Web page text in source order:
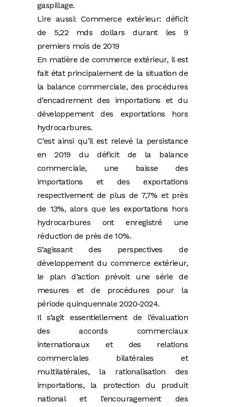
gaspillage.
Lire aussi: Commerce extérieur: déficit
de 5,22 mds dollars durant les 9
premiers mois de 2019
En matière de commerce extérieur, il est
fait état principalement de la situation de
la balance commerciale, des procédures
d’encadrement des importations et du
développement des exportations hors
hydrocarbures.
C’est ainsi qu’il est relevé la persistance
en 2019 du déficit de la balance
commerciale, une baisse des
importations et des exportations
respectivement de plus de 7,7% et près
de 13%, alors que les exportations hors
hydrocarbures ont enregistré une
réduction de près de 10%.
S’agissant des perspectives de
développement du commerce extérieur,
le plan d’action prévoit une série de
mesures et de procédures pour la
période quinquennale 2020-2024.
Il s’agit essentiellement de l’évaluation
des accords commerciaux
internationaux et des relations
commerciales bilatérales et
multilatérales, la rationalisation des
importations, la protection du produit
national et l’encouragement des